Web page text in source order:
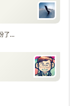
了…